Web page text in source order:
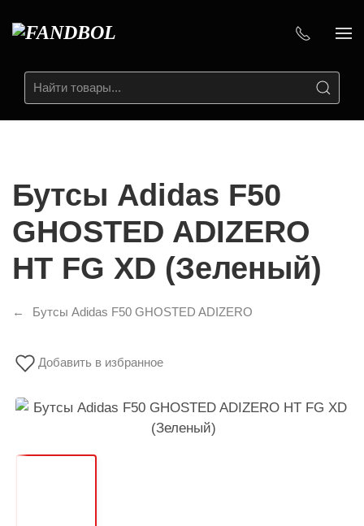
Бутсы Аdidas F50
GHOSTED ADIZERO
HT FG XD (Зеленый)
Бутсы Аdidas F50 GHOSTED ADIZERO
Добавить в избранное